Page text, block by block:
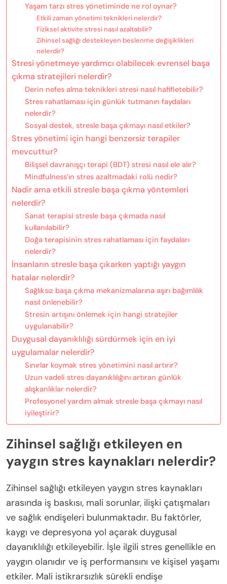
Yaşam tarzı stres yönetiminde ne rol oynar?
Etkili zaman yönetimi teknikleri nelerdir?
Fiziksel aktivite stresi nasıl azaltabilir?
Zihinsel sağlığı destekleyen beslenme değişiklikleri
nelerdir?
Stresi yönetmeye yardımcı olabilecek evrensel başa
çıkma stratejileri nelerdir?
Derin nefes alma teknikleri stresi nasıl hafifletebilir?
Stres rahatlaması için günlük tutmanın faydaları
nelerdir?
Sosyal destek, stresle başa çıkmayı nasıl etkiler?
Stres yönetimi için hangi benzersiz terapiler
mevcuttur?
Bilişsel davranışçı terapi (BDT) stresi nasıl ele alır?
Mindfulness’ın stres azaltmadaki rolü nedir?
Nadir ama etkili stresle başa çıkma yöntemleri
nelerdir?
Sanat terapisi stresle başa çıkmada nasıl
kullanılabilir?
Doğa terapisinin stres rahatlaması için faydaları
nelerdir?
İnsanların stresle başa çıkarken yaptığı yaygın
hatalar nelerdir?
Sağlıksız başa çıkma mekanizmalarına aşırı bağımlılık
nasıl önlenebilir?
Stresin artışını önlemek için hangi stratejiler
uygulanabilir?
Duygusal dayanıklılığı sürdürmek için en iyi
uygulamalar nelerdir?
Sınırlar koymak stres yönetimini nasıl artırır?
Uzun vadeli stres dayanıklılığını artıran günlük
alışkanlıklar nelerdir?
Profesyonel yardım almak stresle başa çıkmayı nasıl
iyileştirir?
Zihinsel sağlığı etkileyen en
yaygın stres kaynakları nelerdir?
Zihinsel sağlığı etkileyen yaygın stres kaynakları
arasında iş baskısı, mali sorunlar, ilişki çatışmaları
ve sağlık endişeleri bulunmaktadır. Bu faktörler,
kaygı ve depresyona yol açarak duygusal
dayanıklılığı etkileyebilir. İşle ilgili stres genellikle en
yaygın olanıdır ve iş performansını ve kişisel yaşamı
etkiler. Mali istikrarsızlık sürekli endişe